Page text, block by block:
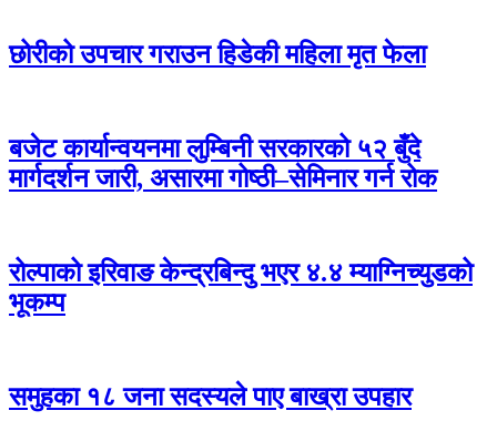
छोरीको उपचार गराउन हिडेकी महिला मृत फेला
बजेट कार्यान्वयनमा लुम्बिनी सरकारको ५२ बुँदे
मार्गदर्शन जारी, असारमा गोष्ठी–सेमिनार गर्न रोक
रोल्पाको इरिवाङ केन्द्रबिन्दु भएर ४.४ म्याग्निच्युडको
भूकम्प
समुहका १८ जना सदस्यले पाए बाख्रा उपहार